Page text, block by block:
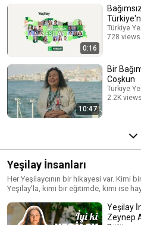
0:16
Türkiye
728 views
10:47
Bir
Coşkun
Türkiye
2.2K views
Yeşilay İnsanları
Her Yeşilaycının bir hikayesi var. Kimi bir gönüllülük faaliyetinde tanıştı
Yeşilay'la, kimi bir eğitimde, kimi ise
Yeşilay ile kesişen, bu büyük ailenin bir
çalışanların, gençlerin ve destekçilerin
Yeşilay
Zeynep